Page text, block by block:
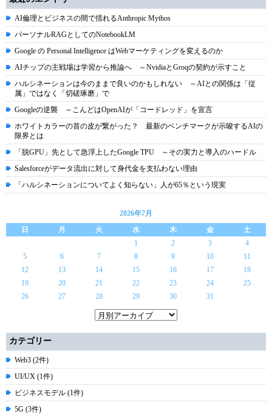
AI倫理とビジネスの間で揺れるAnthropic Mythos
パーソナルRAGとしてのNotebookLM
Google の Personal Intelligence はWebマーケティングを変えるのか
AIチップの主戦場は学習から推論へ ～NvidiaとGroqの契約が示すこと
ハルシネーションは今のままで良いのかもしれない ～AIとの関係は「従
属」ではなく「切磋琢磨」で
Googleの逆襲 ～こんどはOpenAIが「コードレッド」を宣言
ホワイトカラーの首の皮が繋がった？ 最新のベンチマークが示唆するAIの
限界とは
「脱GPU」先として急浮上したGoogle TPU ～その実力と導入のハードル
Salesforceがデータ流出に対して身代金を支払わない理由
「ハルシネーションについてよく知らない」人が65％という現実
2026年7月
日
月 火 水 木 金
土
1
2 3
4
5
6 7 8 9 10
11
12
13 14 15 16 17
18
19
20 21 22 23 24
25
26
27 28 29 30 31
カテゴリー
Web3 (2件)
UI/UX (1件)
ビジネスモデル (1件)
5G (3件)